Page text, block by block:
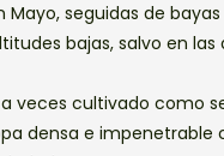
Mayo, seguidas de bayas
bajas, salvo en las
veces cultivado como
densa e impenetrable